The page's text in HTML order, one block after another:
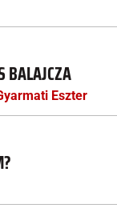
BALAJCZA
Eszter